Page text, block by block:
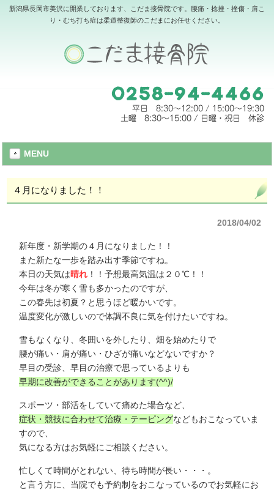
新潟県長岡市美沢に開業しております、こだま接骨院です。腰痛・捻挫・挫傷・肩こ
り・むち打ち症は柔道整復師のこだまにお任せください。
MENU
４月になりました！！
2018/04/02
新年度・新学期の４月になりました！！
また新たな一歩を踏み出す季節ですね。
本日の天気は晴れ ！！予想最高気温は２０℃！！
今年は冬が寒く雪も多かったのですが、
この春先は初夏？と思うほど暖かいです。
温度変化が激しいので体調不良に気を付けたいですね。
雪もなくなり、冬囲いを外したり、畑を始めたりで
腰が痛い・肩が痛い・ひざが痛いなどないですか？
早目の受診、早目の治療で思っているよりも
早期に改善ができることがあります(^^)/
スポーツ・部活をしていて痛めた場合など、
症状・競技に合わせて治療・テーピングなどもおこなっていま
すので、
気になる方はお気軽にご相談ください。
忙しくて時間がとれない、待ち時間が長い・・・。
と言う方に、当院でも予約制をおこなっているのでお気軽にお